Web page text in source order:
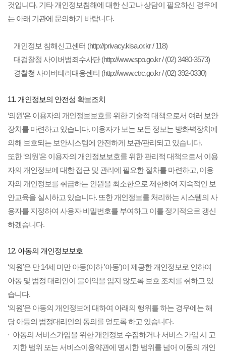
것입니다. 기타 개인정보침해에 대한 신고나 상담이 필요하신 경우에
는 아래 기관에 문의하기 바랍니다.
개인정보 침해신고센터 (http://privacy.kisa.or.kr / 118)
대검찰청 사이버범죄수사단 (http://www.spo.go.kr / (02) 3480-3573)
경찰청 사이버테러대응센터 (http://www.ctrc.go.kr / (02) 392-0330)
11. 개인정보의 안전성 확보조치
‘의원’은 이용자의 개인정보보호를 위한 기술적 대책으로서 여러 보안
장치를 마련하고 있습니다. 이용자가 보는 모든 정보는 방화벽장치에
의해 보호되는 보안시스템에 안전하게 보관/관리되고 있습니다.
또한 ‘의원’은 이용자의 개인정보보호를 위한 관리적 대책으로서 이용
자의 개인정보에 대한 접근 및 관리에 필요한 절차를 마련하고, 이용
자의 개인정보를 취급하는 인원을 최소한으로 제한하여 지속적인 보
안교육을 실시하고 있습니다. 또한 개인정보를 처리하는 시스템의 사
용자를 지정하여 사용자 비밀번호를 부여하고 이를 정기적으로 갱신
하겠습니다.
12. 아동의 개인정보보호
‘의원’은 만 14세 미만 아동(이하 '아동')이 제공한 개인정보로 인하여
아동 및 법정 대리인이 불이익을 입지 않도록 보호 조치를 취하고 있
습니다.
‘의원’은 아동의 개인정보에 대하여 아래의 행위를 하는 경우에는 해
당 아동의 법정대리인의 동의를 얻도록 하고 있습니다.
아동의 서비스가입을 위한 개인정보 수집하거나 서비스 가입 시 고
지한 범위 또는 서비스이용약관에 명시한 범위를 넘어 이동의 개인